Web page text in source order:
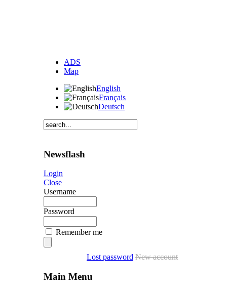
ADS
Map
English
Français
Deutsch
Newsflash
Login
Close
Username
Password
Remember me
Lost password New account
Main Menu